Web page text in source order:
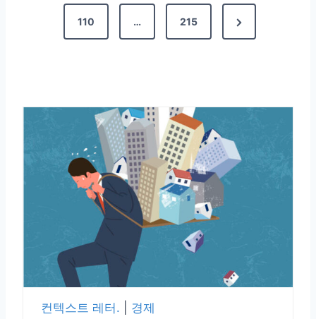
110 … 215
컨텍스트 레터. 경제